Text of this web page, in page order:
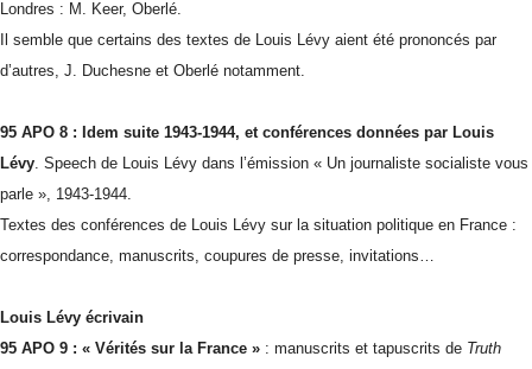
Londres : M. Keer, Oberlé.
Il semble que certains des textes de Louis Lévy aient été prononcés par
d’autres, J. Duchesne et Oberlé notamment.
95 APO 8 : Idem suite 1943-1944, et conférences données par Louis
Lévy. Speech de Louis Lévy dans l’émission « Un journaliste socialiste vous
parle », 1943-1944.
Textes des conférences de Louis Lévy sur la situation politique en France :
correspondance, manuscrits, coupures de presse, invitations…
Louis Lévy écrivain
95 APO 9 : « Vérités sur la France » : manuscrits et tapuscrits de Truth